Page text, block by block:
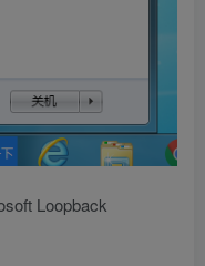
Loopback